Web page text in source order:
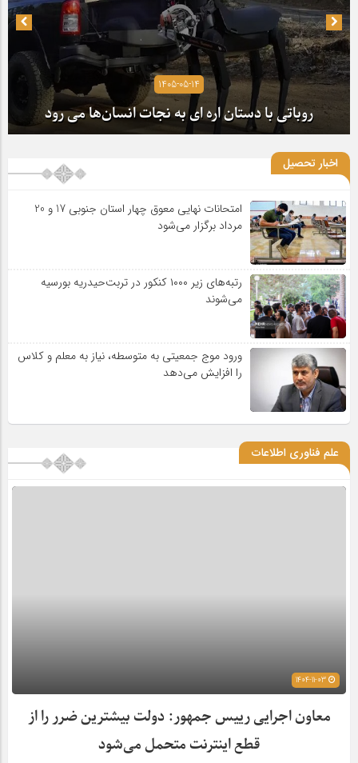
1405-05-14
روباتی با دستان اره ای به نجات انسان‌ها می رود
اخبار تحصیل
امتحانات نهایی معوق چهار استان جنوبی 17 و 20
مرداد برگزار می‌شود
رتبه‌های زیر ۱۰۰۰ کنکور در تربت‌حیدریه بورسیه
می‌شوند
ورود موج جمعیتی به متوسطه، نیاز به معلم و کلاس
را افزایش می‌دهد
علم فناوری اطلاعات
معاون اجرایی رییس جمهور: دولت بیشترین ضرر را از
قطع اینترنت متحمل می‌شود